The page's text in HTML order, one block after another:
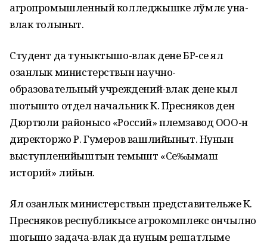
агропромышленный колледжышке лўмлє уна-
влак толыныт.
Студент да туныктышо-влак дене БР-се ял
озанлык министерствын научно-
образовательный учреждений-влак дене кыл
шотышто отдел начальник К. Пресняков ден
Дюртюли районысо «Россий» племзавод ООО-н
директоржо Р. Гумеров вашлийыныт. Нунын
выступленийыштын темышт «Се‰ымаш
историй» лийын.
Ял озанлык министерствын представительже К.
Пресняков республикысе агрокомплекс ончылно
шогышо задача-влак да нуным решатлыме